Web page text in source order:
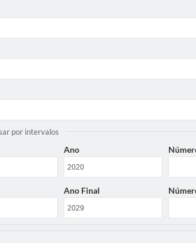
por intervalos
Ano
Ano Final